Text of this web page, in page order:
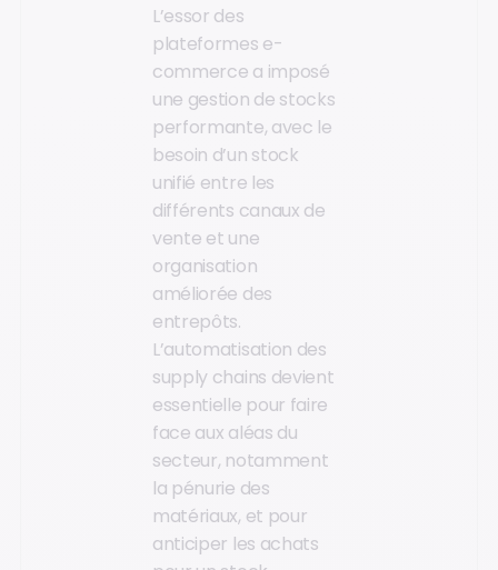
L’essor des
plateformes e-
commerce a imposé
une gestion de stocks
performante, avec le
besoin d’un stock
unifié entre les
différents canaux de
vente et une
organisation
améliorée des
entrepôts.
L’automatisation des
supply chains devient
essentielle pour faire
face aux aléas du
secteur, notamment
la pénurie des
matériaux, et pour
anticiper les achats